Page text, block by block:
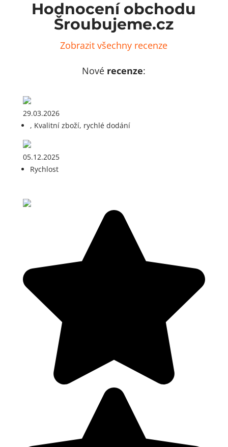
Hodnocení obchodu
Šroubujeme.cz
Zobrazit všechny recenze
Nové recenze:
29.03.2026
, Kvalitní zboží, rychlé dodání
05.12.2025
Rychlost